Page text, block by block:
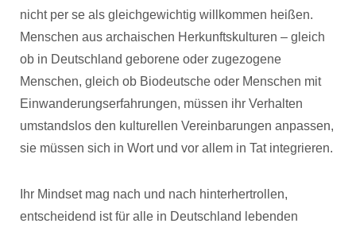
nicht per se als gleichgewichtig willkommen heißen.
Menschen aus archaischen Herkunftskulturen – gleich
ob in Deutschland geborene oder zugezogene
Menschen, gleich ob Biodeutsche oder Menschen mit
Einwanderungserfahrungen, müssen ihr Verhalten
umstandslos den kulturellen Vereinbarungen anpassen,
sie müssen sich in Wort und vor allem in Tat integrieren.
Ihr Mindset mag nach und nach hinterhertrollen,
entscheidend ist für alle in Deutschland lebenden